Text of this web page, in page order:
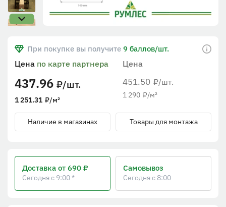
При покупке вы получите 9 баллов/шт.
Цена
451.50 ₽/шт.
1 290 ₽/м²
Цена по карте партнера
437.96 ₽/шт.
1 251.31 ₽/м²
Наличие в магазинах Товары для монтажа
Доставка от 690 ₽
Сегодня с 9:00 *
Самовывоз
Сегодня с 8:00